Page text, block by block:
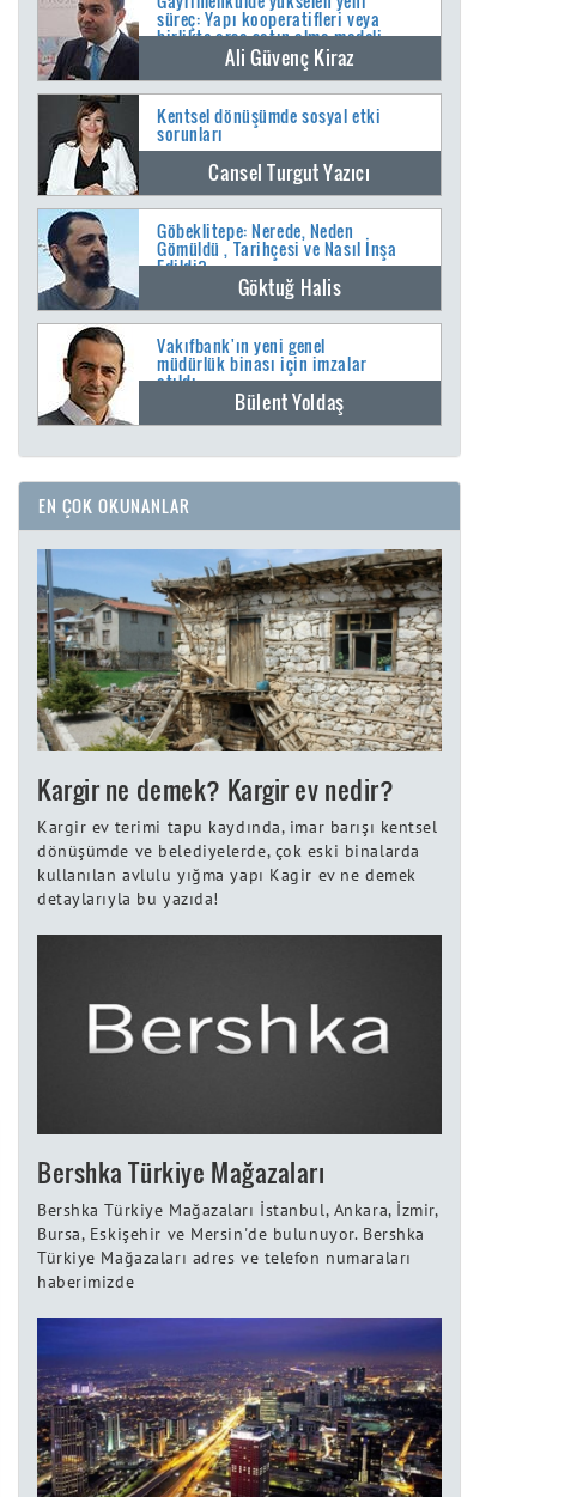
süreç: Yapı kooperatifleri veya
birlikte arsa satın alma modeli
Ali Güvenç Kiraz
Kentsel dönüşümde sosyal etki
sorunları
Cansel Turgut Yazıcı
Göbeklitepe: Nerede, Neden
Gömüldü , Tarihçesi ve Nasıl İnşa
Edildi?
Göktuğ Halis
Vakıfbank'ın yeni genel
müdürlük binası için imzalar
atıldı
Bülent Yoldaş
EN ÇOK OKUNANLAR
Kargir ne demek? Kargir ev nedir?
Kargir ev terimi tapu kaydında, imar barışı kentsel
dönüşümde ve belediyelerde, çok eski binalarda
kullanılan avlulu yığma yapı Kagir ev ne demek
detaylarıyla bu yazıda!
Bershka Türkiye Mağazaları
Bershka Türkiye Mağazaları İstanbul, Ankara, İzmir,
Bursa, Eskişehir ve Mersin'de bulunuyor. Bershka
Türkiye Mağazaları adres ve telefon numaraları
haberimizde